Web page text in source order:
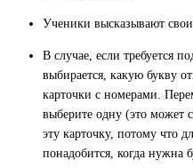
Ученики высказывают
В случае, если требуется
выбирается, какую букву
карточки с номерами.
выберите одну (это может
эту карточку, потому что
понадобится, когда нужна